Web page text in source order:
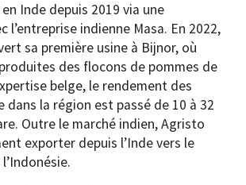
Inde depuis 2019 via une
l’entreprise indienne Masa. En 2022,
sa première usine à Bijnor, où
des flocons de pommes de
belge, le rendement des
dans la région est passé de 10 à 32
Outre le marché indien, Agristo
exporter depuis l’Inde vers le